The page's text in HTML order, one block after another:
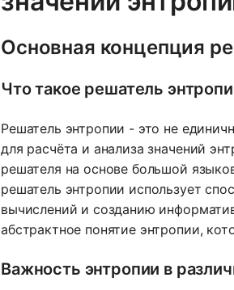
Основная концепция
Что такое решатель
Решатель энтропии - это не
для расчёта и анализа значений
решателя на основе большой
решатель энтропии использует
вычислений и созданию
абстрактное понятие энтропии,
Важность энтропии в